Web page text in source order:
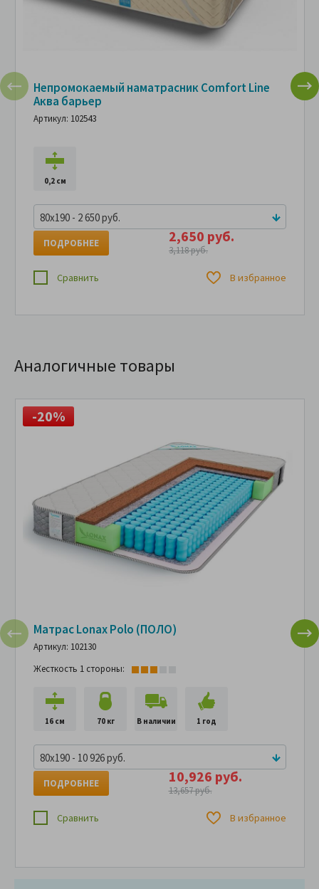
Непромокаемый наматрасник Comfort Line
Аква барьер
Артикул: 102543
0,2 см
80x190 - 2 650 руб.
2,650 руб.
3,118 руб.
ПОДРОБНЕЕ
Сравнить В избранное
Аналогичные товары
-20%
Матрас Lonax Polo (ПОЛО)
Артикул: 102130
Жесткость 1 стороны:
16 см 70 кг В наличии 1 год
80x190 - 10 926 руб.
10,926 руб.
13,657 руб.
ПОДРОБНЕЕ
Сравнить В избранное